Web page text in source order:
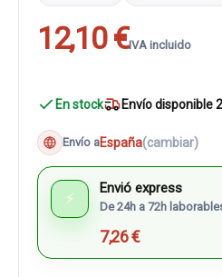
12,10 €IVA incluido
En stock Envío disponible
Envío aEspaña(cambiar)
⚡
Envió express
De 24h a 72h
7,26 €